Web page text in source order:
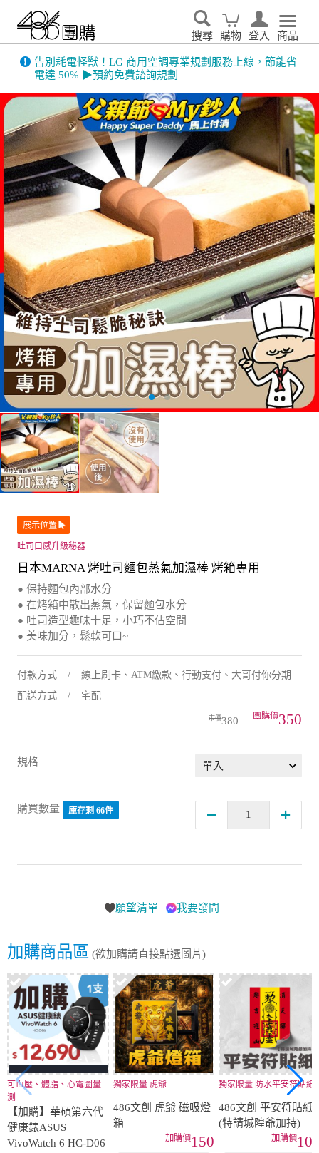
搜尋 購物 登入 商品
告別耗電怪獸！LG 商用空調專業規劃服務上線，節能省
電達 50% ▶預約免費諮詢規劃
展示位置
吐司口感升級秘器
日本MARNA 烤吐司麵包蒸氣加濕棒 烤箱專用
● 保持麵包內部水分
● 在烤箱中散出蒸氣，保留麵包水分
● 吐司造型趣味十足，小巧不佔空間
● 美味加分，鬆軟可口~
付款方式
線上刷卡、ATM繳款、行動支付、大哥付你分期
配送方式
宅配
380 350
規格
購買數量 庫存剩 66件
願望清單 我要發問
加購商品區 (欲加購請直接點選圖片)
可血壓、體脂、心電圖量
測
【加購】華碩第六代
健康錶ASUS
VivoWatch 6 HC-D06
獨家限量 虎爺
486文創 虎爺 磁吸燈
箱
150
獨家限量 防水平安符貼紙
486文創 平安符貼紙
(特請城隍爺加持)